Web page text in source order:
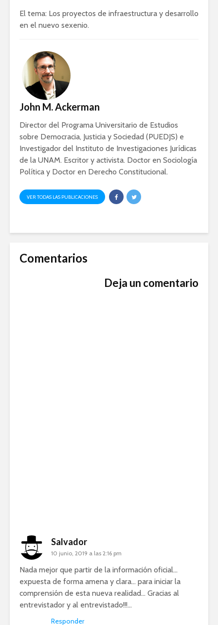
El tema: Los proyectos de infraestructura y desarrollo
en el nuevo sexenio.
John M. Ackerman
Director del Programa Universitario de Estudios
sobre Democracia, Justicia y Sociedad (PUEDJS) e
Investigador del Instituto de Investigaciones Jurídicas
de la UNAM. Escritor y activista. Doctor en Sociología
Política y Doctor en Derecho Constitucional.
VER TODAS LAS PUBLICACIONES
Comentarios
Deja un comentario
Salvador
10 junio, 2019 a las 2:16 pm
Nada mejor que partir de la información oficial…
expuesta de forma amena y clara… para iniciar la
comprensión de esta nueva realidad… Gracias al
entrevistador y al entrevistado!!!…
Responder
Académicos contra
Ackerman y Javier
Lozano con Julio
Trump